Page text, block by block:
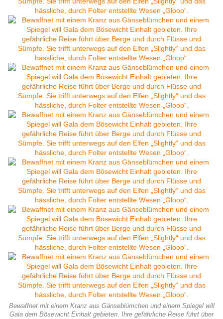
Bewaffnet mit einem Kranz aus Gänseblümchen und einem Spiegel will
Gala dem Bösewicht Einhalt gebieten. Ihre gefährliche Reise führt über